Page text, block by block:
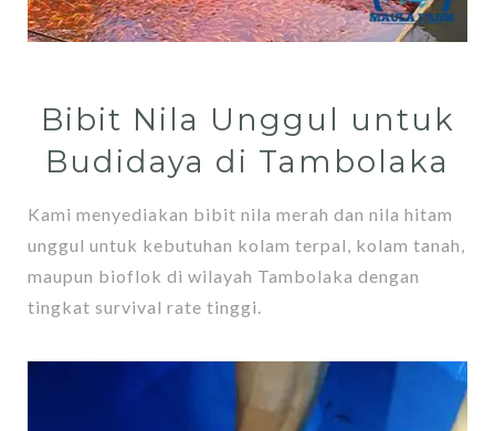
Bibit Nila Unggul untuk
Budidaya di Tambolaka
Kami menyediakan bibit nila merah dan nila hitam
unggul untuk kebutuhan kolam terpal, kolam tanah,
maupun bioflok di wilayah Tambolaka dengan
tingkat survival rate tinggi.